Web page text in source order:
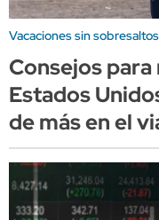
Vacaciones sin sobresaltos
Consejos
Estados
de más en el